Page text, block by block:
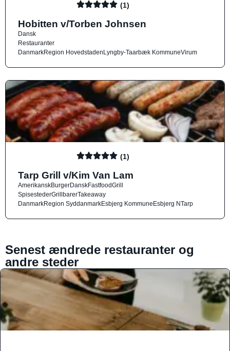
(1)
Hobitten v/Torben Johnsen
Dansk
Restauranter
DanmarkRegion HovedstadenLyngby-Taarbæk KommuneVirum
(1)
Tarp Grill v/Kim Van Lam
AmerikanskBurgerDanskFastfoodGrill
SpisestederGrillbarerTakeaway
DanmarkRegion SyddanmarkEsbjerg KommuneEsbjerg NTarp
Senest ændrede restauranter og
andre steder